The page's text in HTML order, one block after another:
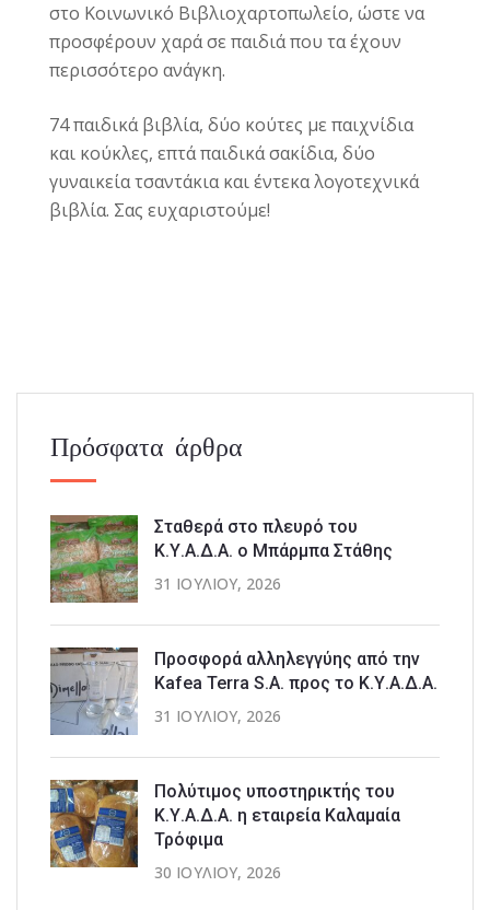
στο Κοινωνικό Βιβλιοχαρτοπωλείο, ώστε να
προσφέρουν χαρά σε παιδιά που τα έχουν
περισσότερο ανάγκη.
74 παιδικά βιβλία, δύο κούτες με παιχνίδια
και κούκλες, επτά παιδικά σακίδια, δύο
γυναικεία τσαντάκια και έντεκα λογοτεχνικά
βιβλία. Σας ευχαριστούμε!
Πρόσφατα άρθρα
Σταθερά στο πλευρό του
Κ.Υ.Α.Δ.Α. ο Μπάρμπα Στάθης
31 ΙΟΥΛΊΟΥ, 2026
Προσφορά αλληλεγγύης από την
Kafea Terra S.A. προς το Κ.Υ.Α.Δ.Α.
31 ΙΟΥΛΊΟΥ, 2026
Πολύτιμος υποστηρικτής του
Κ.Υ.Α.Δ.Α. η εταιρεία Καλαμαία
Τρόφιμα
30 ΙΟΥΛΊΟΥ, 2026